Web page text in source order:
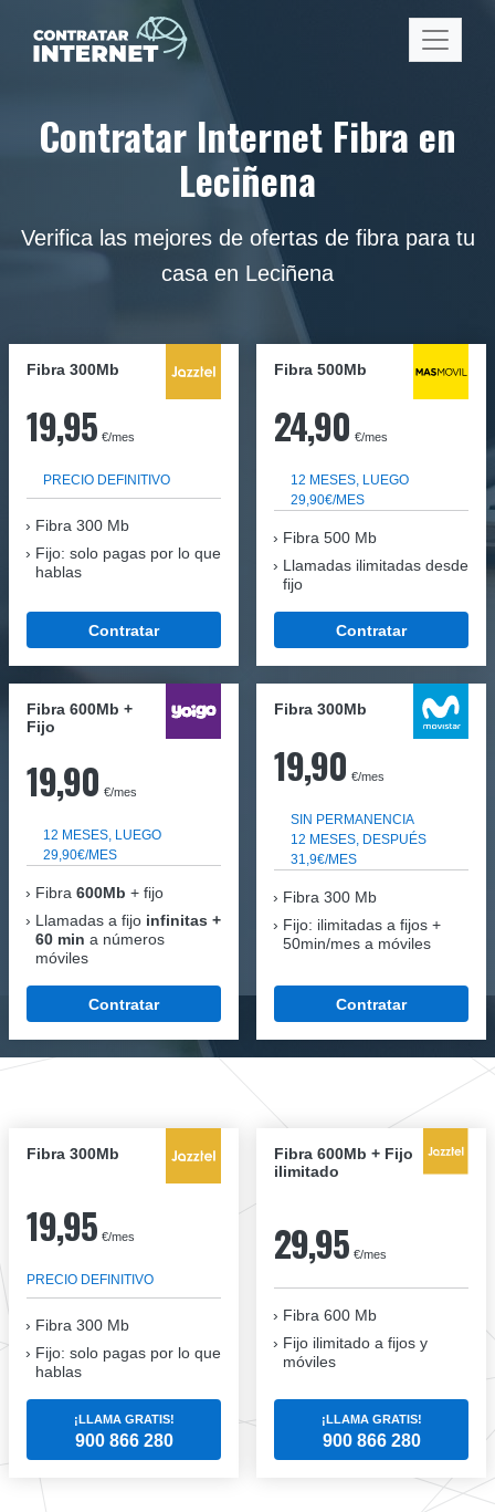
Contratar Internet Fibra en
Leciñena
Verifica las mejores de ofertas de fibra para tu
casa en Leciñena
Fibra 300Mb
19,95 €/mes
PRECIO DEFINITIVO
Fibra 300 Mb
Fijo: solo pagas por lo que
hablas
Contratar
Fibra 500Mb
24,90 €/mes
12 MESES, LUEGO
29,90€/MES
Fibra 500 Mb
Llamadas ilimitadas desde
fijo
Contratar
Fibra 600Mb +
Fijo
19,90 €/mes
12 MESES, LUEGO
29,90€/MES
Fibra 600Mb + fijo
Llamadas a fijo infinitas +
60 min a números
móviles
Contratar
Fibra 300Mb
19,90 €/mes
SIN PERMANENCIA
12 MESES, DESPUÉS
31,9€/MES
Fibra 300 Mb
Fijo: ilimitadas a fijos +
50min/mes a móviles
Contratar
Fibra 300Mb
19,95 €/mes
PRECIO DEFINITIVO
Fibra 300 Mb
Fijo: solo pagas por lo que
hablas
¡LLAMA GRATIS!
900 866 280
Fibra 600Mb + Fijo
ilimitado
29,95 €/mes
Fibra 600 Mb
Fijo ilimitado a fijos y
móviles
¡LLAMA GRATIS!
900 866 280